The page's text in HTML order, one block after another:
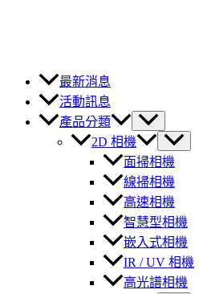
最新消息
活動訊息
產品分類
2D 相機
面掃相機
線掃相機
高速相機
智慧型相機
嵌入式相機
IR / UV 相機
高光譜相機